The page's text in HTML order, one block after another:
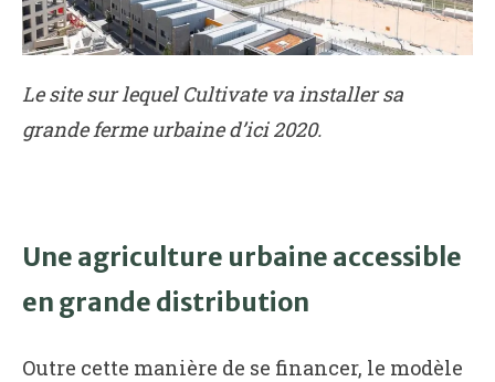
Le site sur lequel Cultivate va installer sa
grande ferme urbaine d’ici 2020.
Une agriculture urbaine accessible
en grande distribution
Outre cette manière de se financer, le modèle